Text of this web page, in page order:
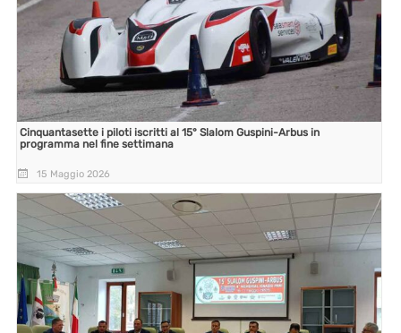
Cinquantasette i piloti iscritti al 15° Slalom Guspini-Arbus in
programma nel fine settimana
15 Maggio 2026